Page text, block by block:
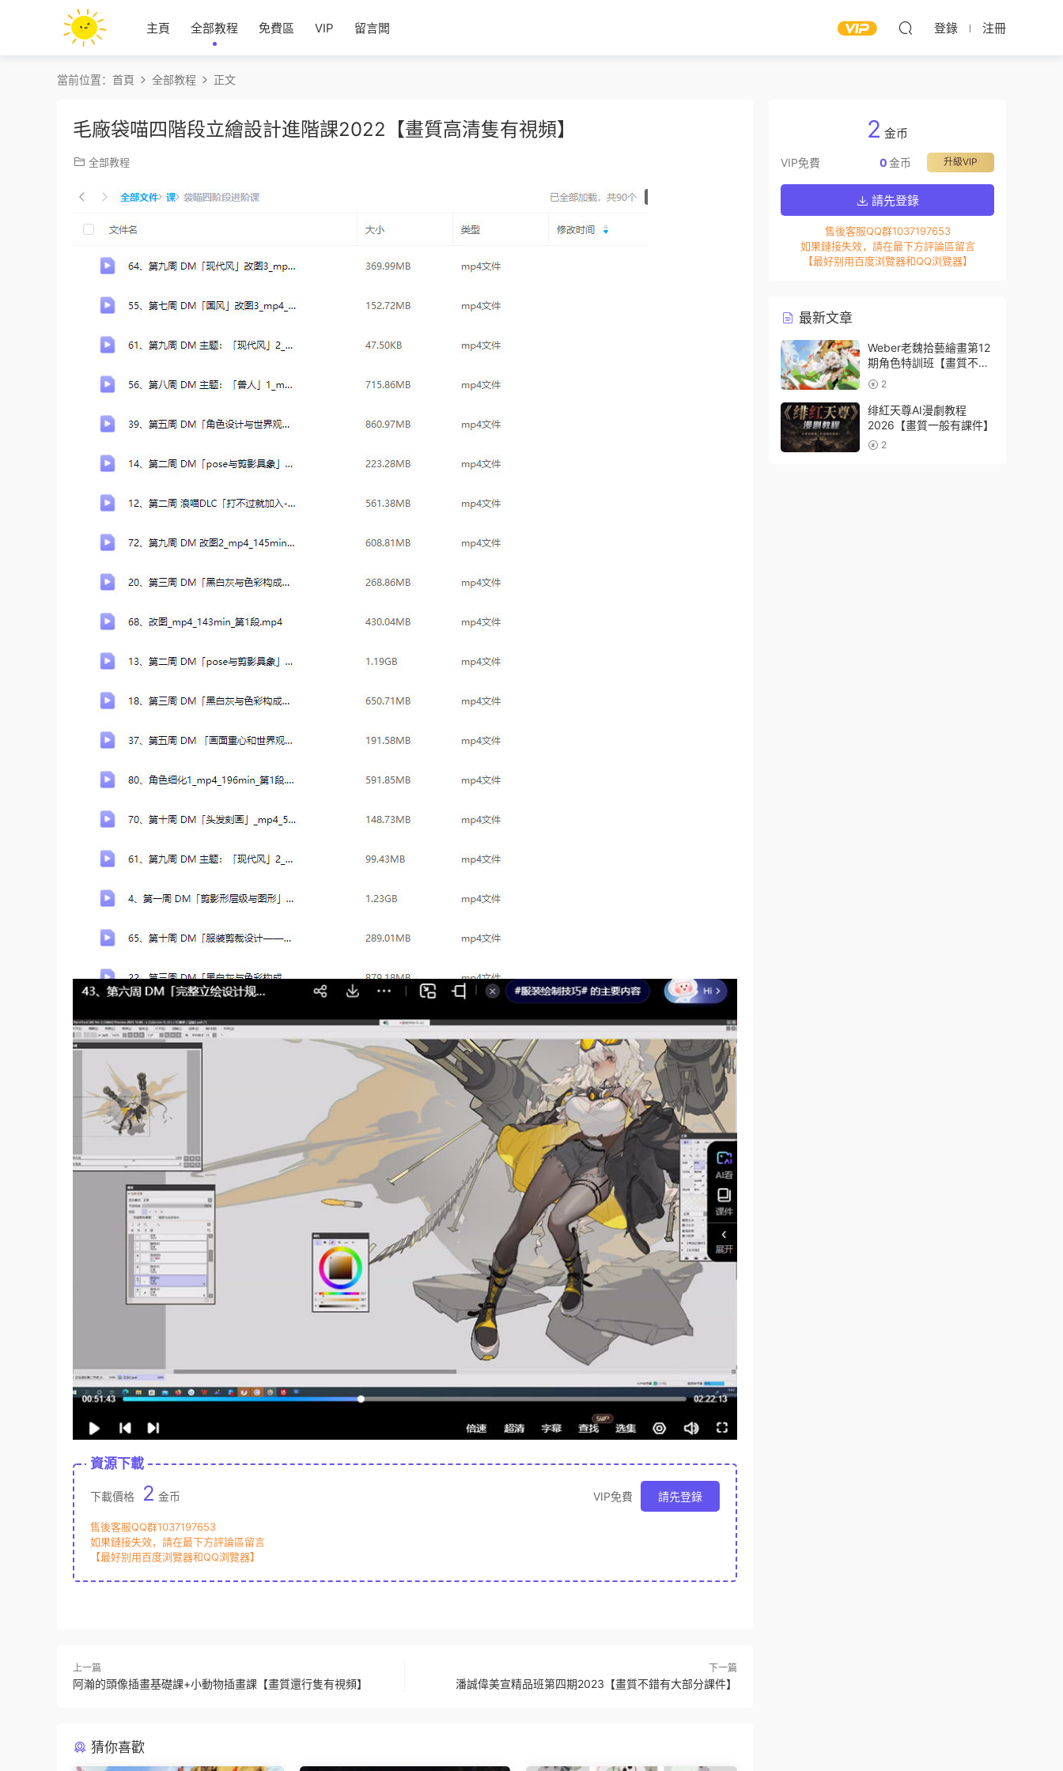
主頁 全部教程 免費區 VIP 留言闆 登錄 注冊
當前位置： 首頁 全部教程 正文
毛廠袋喵四階段立繪設計進階課2022【畫質高清隻有視頻】
全部教程
資源下載
下載價格 2 金币 VIP免費 請先登錄
售後客服QQ群1037197653
如果鏈接失效，請在最下方評論區留言
【最好别用百度浏覽器和QQ浏覽器】
上一篇
阿瀚的頭像插畫基礎課+小動物插畫課【畫質還行隻有視頻】
下一篇
潘誠偉美宣精品班第四期2023【畫質不錯有大部分課件】
猜你喜歡
2 金币
VIP免費 升級VIP
0金币
請先登錄
售後客服QQ群1037197653
如果鏈接失效，請在最下方評論區留言
【最好别用百度浏覽器和QQ浏覽器】
最新文章
Weber老魏拾藝繪畫第12
期角色特訓班【畫質不錯
隻有視頻】
2
绯紅天尊AI漫劇教程
2026【畫質一般有課件】
2